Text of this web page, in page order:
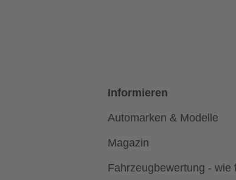
Informieren
Automarken & Modelle
Magazin
Fahrzeugbewertung - wie